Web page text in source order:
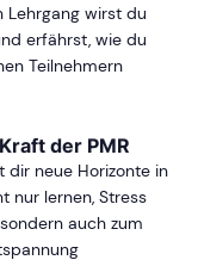
Lehrgang wirst du
erfährst, wie du
Teilnehmern
der PMR
dir neue Horizonte in
nur lernen, Stress
auch zum